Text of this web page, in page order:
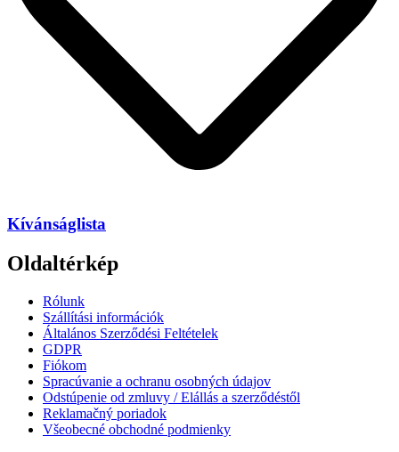
Kívánságlista
Oldaltérkép
Rólunk
Szállítási információk
Általános Szerződési Feltételek
GDPR
Fiókom
Spracúvanie a ochranu osobných údajov
Odstúpenie od zmluvy / Elállás a szerződéstől
Reklamačný poriadok
Všeobecné obchodné podmienky